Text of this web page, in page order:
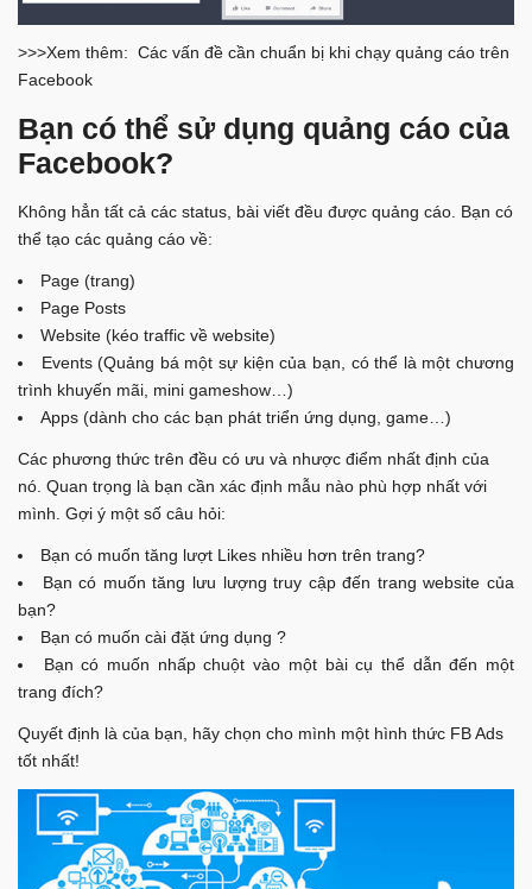
>>>Xem thêm: Các vấn đề cần chuẩn bị khi chạy quảng cáo trên
Facebook
Bạn có thể sử dụng quảng cáo của
Facebook?
Không hẳn tất cả các status, bài viết đều được quảng cáo. Bạn có
thể tạo các quảng cáo về:
Page (trang)
Page Posts
Website (kéo traffic về website)
Events (Quảng bá một sự kiện của bạn, có thể là một chương
trình khuyến mãi, mini gameshow…)
Apps (dành cho các bạn phát triển ứng dụng, game…)
Các phương thức trên đều có ưu và nhược điểm nhất định của
nó. Quan trọng là bạn cần xác định mẫu nào phù hợp nhất với
mình. Gợi ý một số câu hỏi:
Bạn có muốn tăng lượt Likes nhiều hơn trên trang?
Bạn có muốn tăng lưu lượng truy cập đến trang website của
bạn?
Bạn có muốn cài đặt ứng dụng ?
Bạn có muốn nhấp chuột vào một bài cụ thể dẫn đến một
trang đích?
Quyết định là của bạn, hãy chọn cho mình một hình thức FB Ads
tốt nhất!